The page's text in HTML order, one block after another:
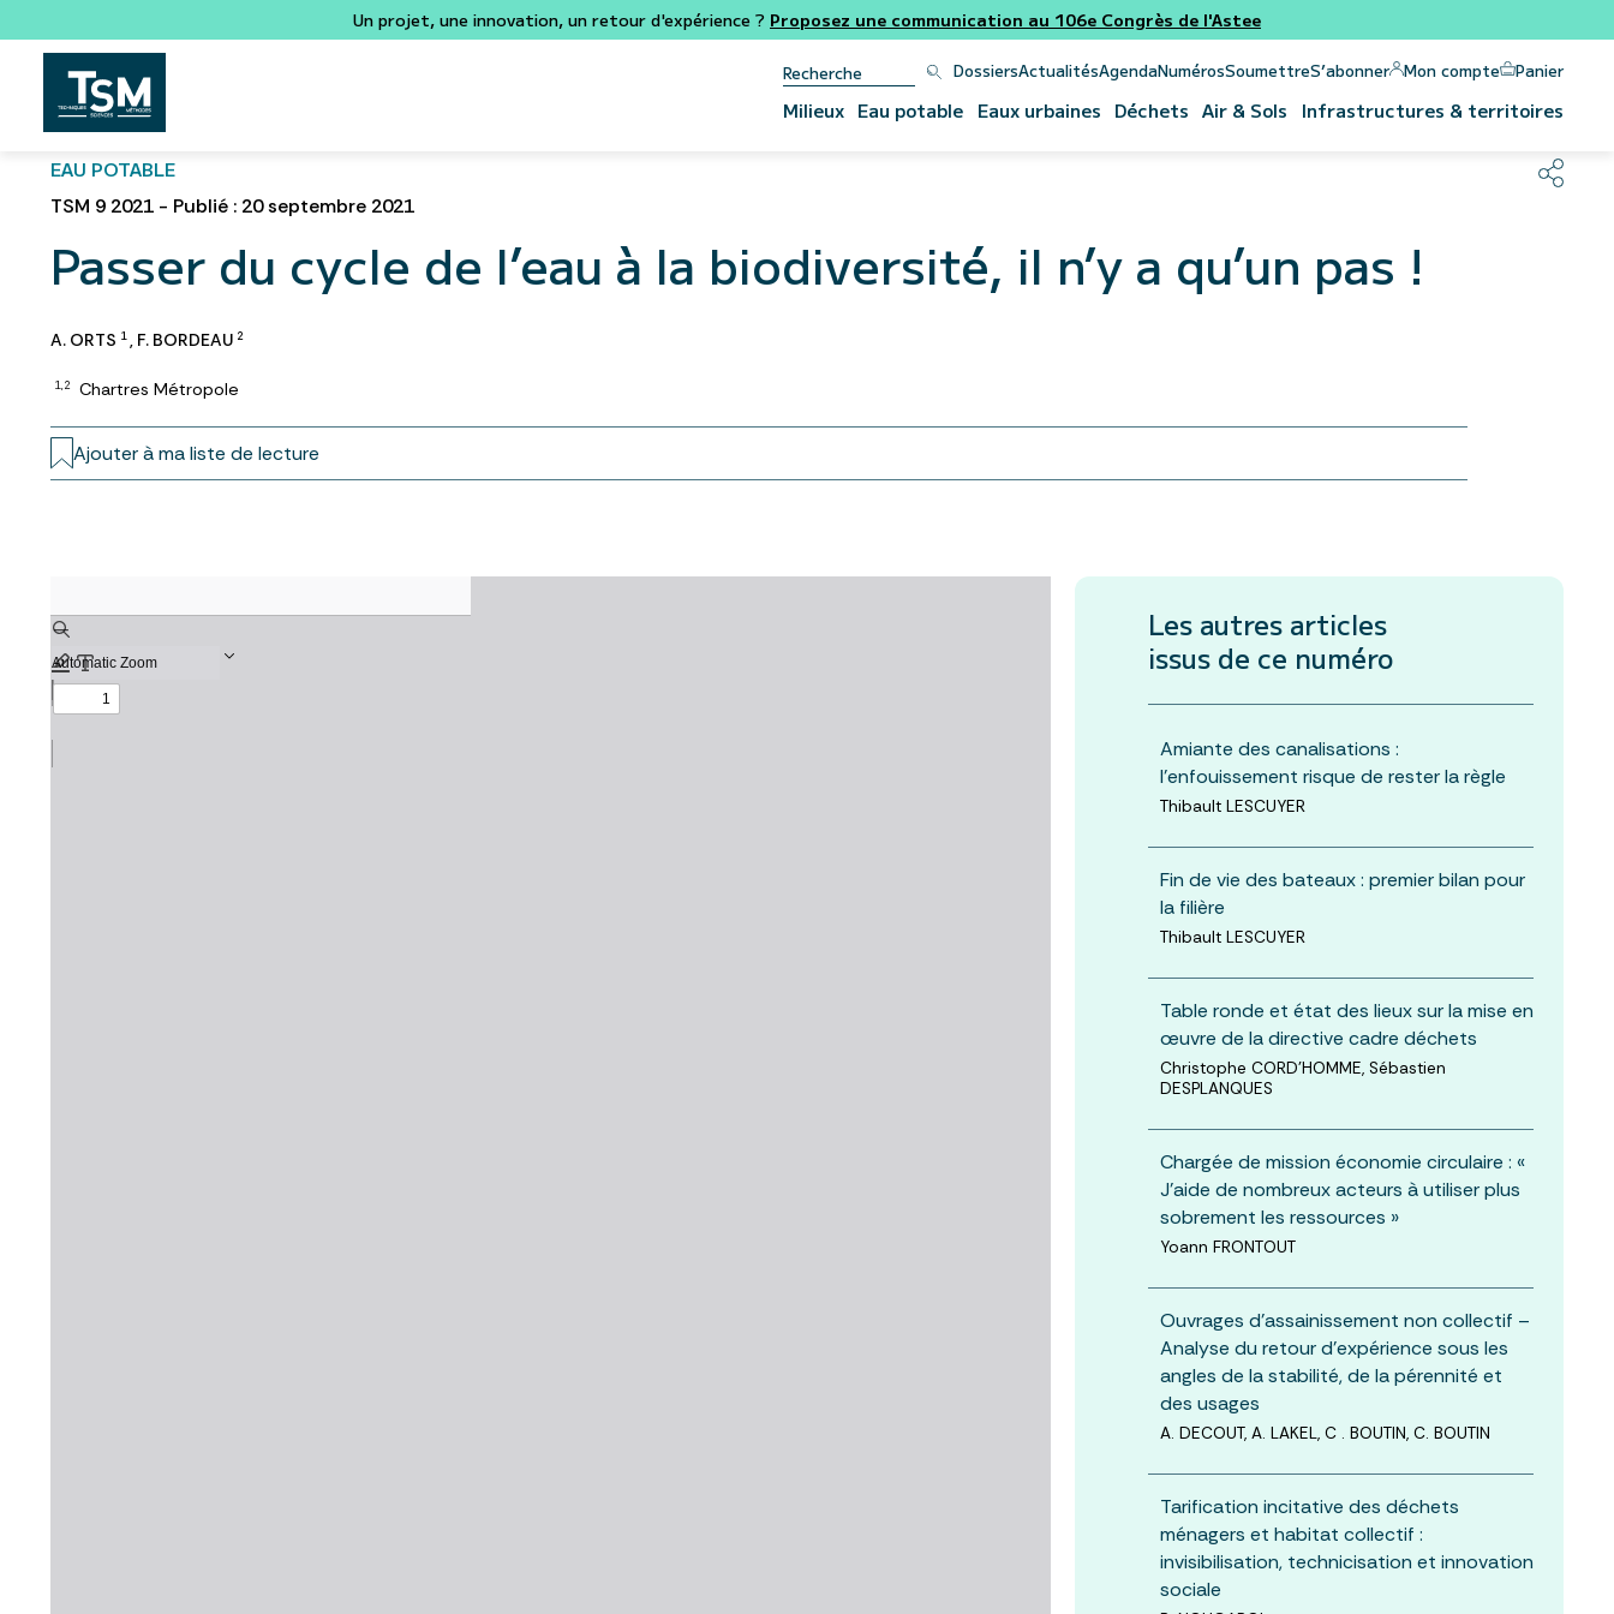
Un projet, une innovation, un retour d'expérience ? Proposez une communication au 106e Congrès de l'Astee
DossiersActualitésAgendaNumérosSoumettreS’abonner Mon compte Panier
Milieux Eau potable Eaux urbaines Déchets Air & Sols Infrastructures & territoires
EAU POTABLE
TSM 9 2021 - Publié : 20 septembre 2021
Passer du cycle de l’eau à la biodiversité, il n’y a qu’un pas !
A. ORTS 1 , F. BORDEAU 2
1,2 Chartres Métropole
Ajouter à ma liste de lecture
Les autres articles
issus de ce numéro
Amiante des canalisations :
l’enfouissement risque de rester la règle
Thibault LESCUYER
Fin de vie des bateaux : premier bilan pour
la filière
Thibault LESCUYER
Table ronde et état des lieux sur la mise en
œuvre de la directive cadre déchets
Christophe CORD'HOMME, Sébastien
DESPLANQUES
Chargée de mission économie circulaire : «
J’aide de nombreux acteurs à utiliser plus
sobrement les ressources »
Yoann FRONTOUT
Ouvrages d’assainissement non collectif –
Analyse du retour d’expérience sous les
angles de la stabilité, de la pérennité et
des usages
A. DECOUT, A. LAKEL, C . BOUTIN, C. BOUTIN
Tarification incitative des déchets
ménagers et habitat collectif :
invisibilisation, technicisation et innovation
sociale